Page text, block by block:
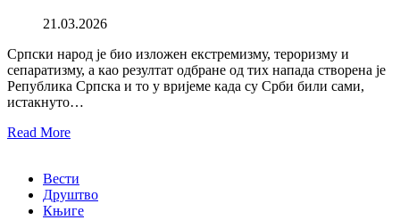
21.03.2026
Српски народ је био изложен екстремизму, тероризму и
сепаратизму, а као резултат одбране од тих напада створена је
Република Српска и то у вријеме када су Срби били сами,
истакнуто…
Read More
Вести
Друштво
Књиге